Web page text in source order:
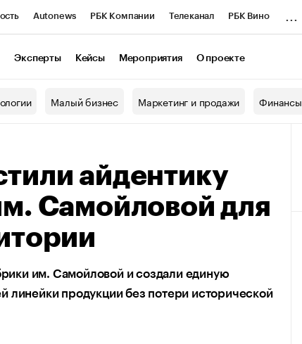
Autonews РБК Компании Телеканал РБК Вино
Эксперты Кейсы Мероприятия О проекте
Малый бизнес Маркетинг и продажи Финансы
айдентику
Самойловой для
им. Самойловой и создали единую
линейки продукции без потери исторической